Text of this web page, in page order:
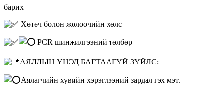
барих
Хөтөч болон жолоочийн хөлс
PCR шинжилгээний төлбөр
АЯЛЛЫН ҮНЭД БАГТААГҮЙ ЗҮЙЛС:
Аялагчийн хувийн хэрэглээний зардал гэх мэт.